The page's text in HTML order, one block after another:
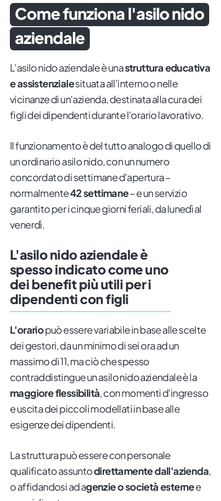
Come funziona l'asilo nido
aziendale
L'asilo nido aziendale è unastruttura educativa
e assistenzialesituata all'interno o nelle
vicinanze di un'azienda, destinata alla cura dei
figli dei dipendenti durante l'orario lavorativo.
Il funzionamento è del tutto analogo di quello di
un ordinario asilo nido, con un numero
concordato di settimane d'apertura –
normalmente42 settimane– e un servizio
garantito per i cinque giorni feriali, da lunedì al
venerdì.
L'asilo nido aziendale è
spesso indicato come uno
dei benefit più utili per i
dipendenti con figli
L'orariopuò essere variabile in base alle scelte
dei gestori, da un minimo di sei ora ad un
massimo di 11, ma ciò che spesso
contraddistingue un asilo nido aziendale è la
maggiore flessibilità, con momenti d'ingresso
e uscita dei piccoli modellati in base alle
esigenze dei dipendenti.
La struttura può essere con personale
qualificato assuntodirettamente dall'azienda,
o affidandosi ad agenzie o società esternee